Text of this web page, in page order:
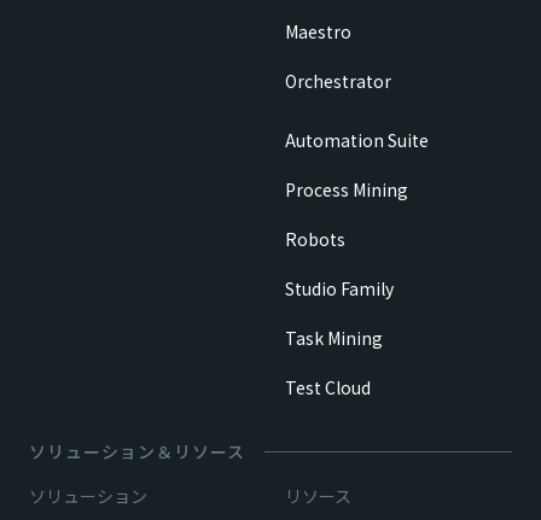
Maestro
Orchestrator
Automation Suite
Process Mining
Robots
Studio Family
Task Mining
Test Cloud
ソリューション＆リソース
ソリューション
リソース